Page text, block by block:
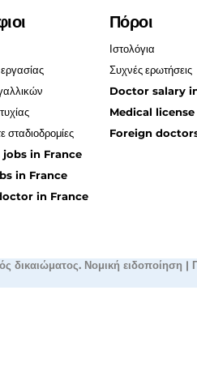
σταδιοδρομίες
jobs in France
in France
in France
Πόροι
Ιστολόγια
Συχνές ερωτήσεις
Doctor salary
Medical
Foreign
δικαιώματος. Νομική ειδοποίηση |